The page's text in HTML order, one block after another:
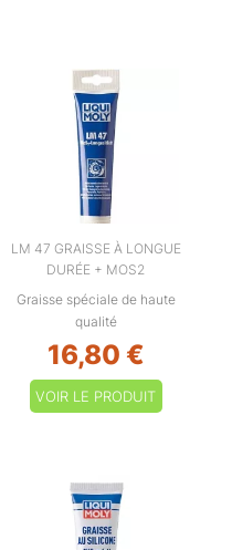
LM 47 GRAISSE À LONGUE
DURÉE + MOS2
Graisse spéciale de haute
qualité
16,80 €
VOIR LE PRODUIT